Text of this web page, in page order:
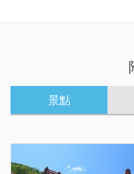
景點